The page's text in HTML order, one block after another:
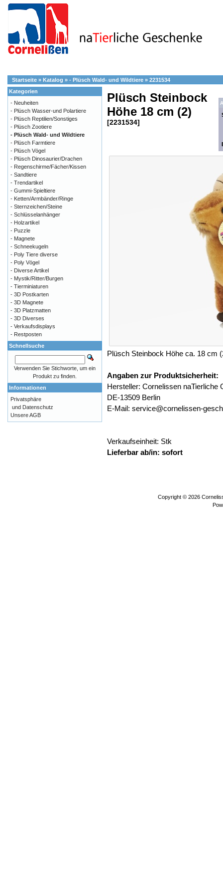
Startseite » Katalog » - Plüsch Wald- und Wildtiere » 2231534
Plüsch Steinbock
Höhe 18 cm (2)
[2231534]
Plüsch Steinbock Höhe ca. 18 cm
Angaben zur Produktsicherheit:
Hersteller: Cornelissen
DE-13509 Berlin
E-Mail: service@cornelissen-
Verkaufseinheit: Stk
Lieferbar ab/in: sofort
Kategorien
- Neuheiten
- Plüsch Wasser-und Polartiere
- Plüsch Reptilien/Sonstiges
- Plüsch Zootiere
- Plüsch Wald- und Wildtiere
- Plüsch Farmtiere
- Plüsch Vögel
- Plüsch Dinosaurier/Drachen
- Regenschirme/Fächer/Kissen
- Sandtiere
- Trendartikel
- Gummi-Spieltiere
- Ketten/Armbänder/Ringe
- Sternzeichen/Steine
- Schlüsselanhänger
- Holzartikel
- Puzzle
- Magnete
- Schneekugeln
- Poly Tiere diverse
- Poly Vögel
- Diverse Artikel
- Mystik/Ritter/Burgen
- Tierminiaturen
- 3D Postkarten
- 3D Magnete
- 3D Platzmatten
- 3D Diverses
- Verkaufsdisplays
- Restposten
Schnellsuche
Verwenden Sie Stichworte, um ein
Produkt zu finden.
Informationen
Privatsphäre
und Datenschutz
Unsere AGB
Copyright © 2026